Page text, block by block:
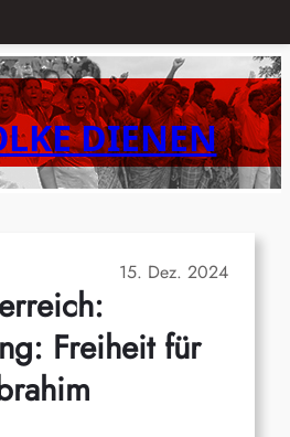
DIENEN
15. Dez. 2024
Freiheit für